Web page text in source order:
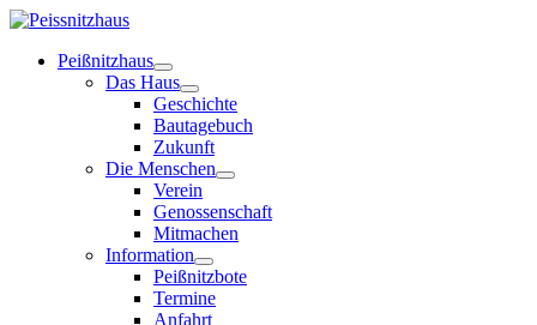
Peißnitzhaus
Das Haus
Geschichte
Bautagebuch
Zukunft
Die Menschen
Verein
Genossenschaft
Mitmachen
Information
Peißnitzbote
Termine
Anfahrt